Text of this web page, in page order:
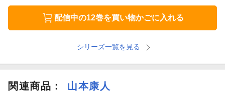
配信中の12巻を買い物かごに入れる
シリーズ一覧を見る
関連商品 ： 山本康人